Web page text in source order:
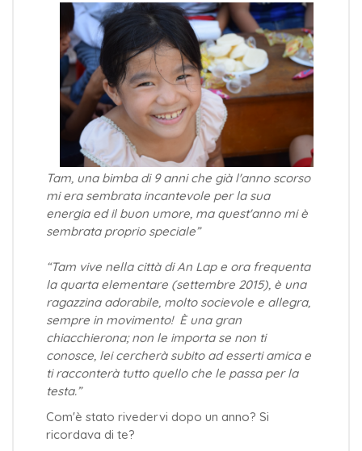
Tam, una bimba di 9 anni che già l'anno scorso
mi era sembrata incantevole per la sua
energia ed il buon umore, ma quest'anno mi è
sembrata proprio speciale”
“Tam vive nella città di An Lap e ora frequenta
la quarta elementare (settembre 2015), è una
ragazzina adorabile, molto socievole e allegra,
sempre in movimento! È una gran
chiacchierona; non le importa se non ti
conosce, lei cercherà subito ad esserti amica e
ti racconterà tutto quello che le passa per la
testa.”
Com'è stato rivedervi dopo un anno? Si
ricordava di te?